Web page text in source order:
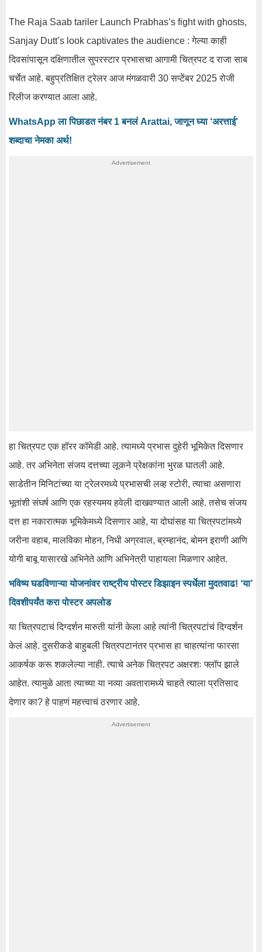
The Raja Saab tariler Launch Prabhas’s fight with ghosts,
Sanjay Dutt’s look captivates the audience :गेल्या काही
दिवसांपासूनदक्षिणातील सुपरस्टार प्रभासचा आगामी चित्रपट द राजासाब
चर्चेत आहे. बहुप्रतिक्षित ट्रेलर आज मंगळवारी 30 सप्टेंबर 2025 रोजी
रिलीजकरण्यात आला आहे.
WhatsApp ला पिछाडत नंबर 1 बनलं Arattai, जाणून घ्या ‘अरत्ताई’
शब्दाचा नेमका अर्थ!
हा चित्रपट एकहॉरर कॉमेडी आहे. त्यामध्येप्रभासदुहेरी भूमिकेत दिसणार
आहे. तर अभिनेता संजयदत्तच्या लूकनेप्रेक्षकांना भुरळघातली आहे.
साडेतीन मिनिटांच्या याट्रेलरमध्ये प्रभासची लव्ह स्टोरी, त्याचा असणारा
भूतांशीसंघर्ष आणि एकरहस्यमयहवेली दाखवण्यात आली आहे. तसेच संजय
दत्त हानकारात्मकभूमिकेमध्ये दिसणार आहे, या दोघांसह या चित्रपटांमध्ये
जरीना वहाब, मालविका मोहन, निधी अग्रवाल, ब्रम्हानंद,बोमनइराणी आणि
योगीबाबूयासारखे अभिनेते आणि अभिनेत्री पाहायला मिळणार आहेत.
भविष्य घडविणाऱ्या योजनांवर राष्ट्रीय पोस्टर डिझाइन स्पर्धेला मुदतवाढ! ‘या’
दिवशीपर्यंत करा पोस्टर अपलोड
या चित्रपटाचं दिग्दर्शन मारुती यांनी केला आहे त्यांनी चित्रपटांचं दिग्दर्शन
केलं आहे.दुसरीकडे बाहुबली चित्रपटानंतर प्रभास हा चाहत्यांना फारसा
आकर्षक करू शकलेल्या नाही.त्याचे अनेक चित्रपट अक्षरशः फ्लॉप झाले
आहेत.त्यामुळे आता त्याच्या या नव्या अवतारामध्ये चाहते त्याला प्रतिसाद
देणार का? हे पाहणं महत्त्वाचं ठरणार आहे.